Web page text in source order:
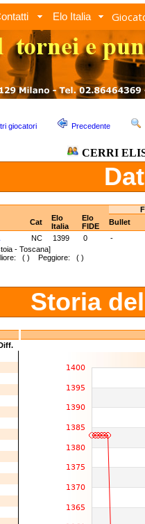
Elo Italia
giocatori Precedente
CERRI
Cat
Elo
Italia
Elo
FIDE
Bullet
NC 1399 0
-
- Toscana]
( ) Peggiore: ( )
Storia